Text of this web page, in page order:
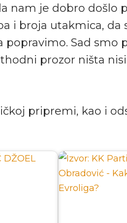
nam je dobro došlo
i broja utakmica,
popravimo. Sad smo
prozor ništa
pripremi, kao i